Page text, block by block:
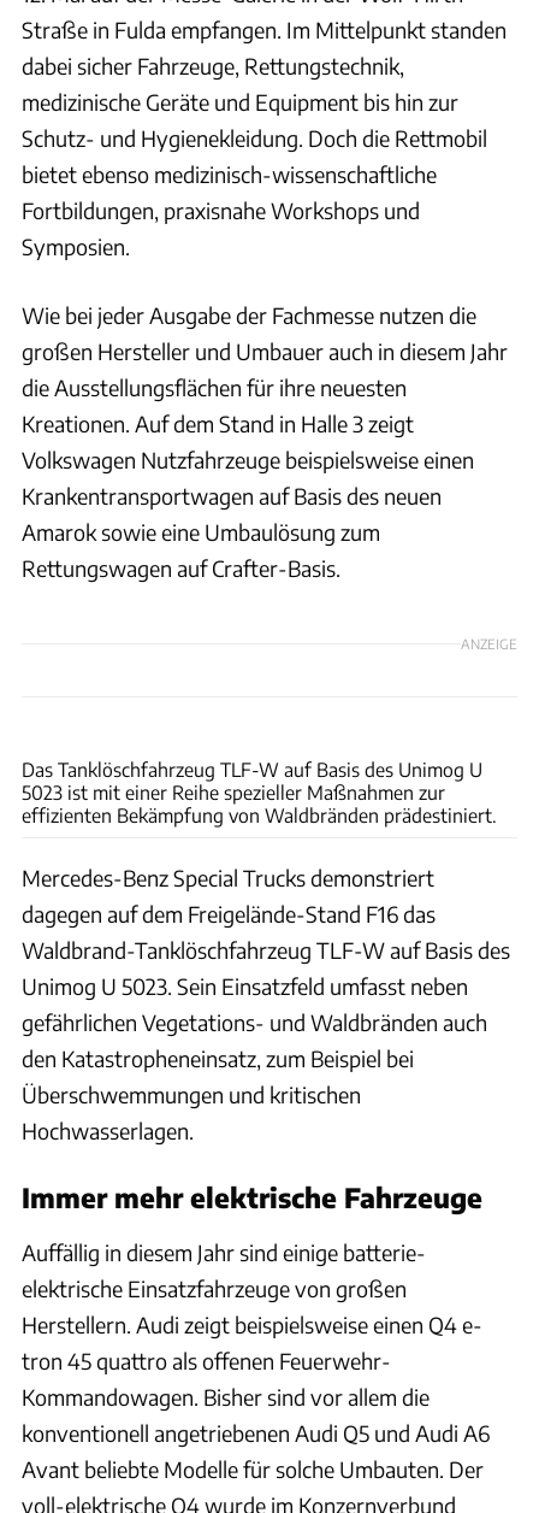
Straße in Fulda empfangen. Im Mittelpunkt standen
dabei sicher Fahrzeuge, Rettungstechnik,
medizinische Geräte und Equipment bis hin zur
Schutz- und Hygienekleidung. Doch die Rettmobil
bietet ebenso medizinisch-wissenschaftliche
Fortbildungen, praxisnahe Workshops und
Symposien.
Wie bei jeder Ausgabe der Fachmesse nutzen die
großen Hersteller und Umbauer auch in diesem Jahr
die Ausstellungsflächen für ihre neuesten
Kreationen. Auf dem Stand in Halle 3 zeigt
Volkswagen Nutzfahrzeuge beispielsweise einen
Krankentransportwagen auf Basis des neuen
Amarok sowie eine Umbaulösung zum
Rettungswagen auf Crafter-Basis.
ANZEIGE
Das Tanklöschfahrzeug TLF-W auf Basis des Unimog U
5023 ist mit einer Reihe spezieller Maßnahmen zur
effizienten Bekämpfung von Waldbränden prädestiniert.
Mercedes-Benz Special Trucks demonstriert
dagegen auf dem Freigelände-Stand F16 das
Waldbrand-Tanklöschfahrzeug TLF-W auf Basis des
Unimog U 5023. Sein Einsatzfeld umfasst neben
gefährlichen Vegetations- und Waldbränden auch
den Katastropheneinsatz, zum Beispiel bei
Überschwemmungen und kritischen
Hochwasserlagen.
Immer mehr elektrische Fahrzeuge
Auffällig in diesem Jahr sind einige batterie-
elektrische Einsatzfahrzeuge von großen
Herstellern. Audi zeigt beispielsweise einen Q4 e-
tron 45 quattro als offenen Feuerwehr-
Kommandowagen. Bisher sind vor allem die
konventionell angetriebenen Audi Q5 und Audi A6
Avant beliebte Modelle für solche Umbauten. Der
voll-elektrische Q4 wurde im Konzernverbund